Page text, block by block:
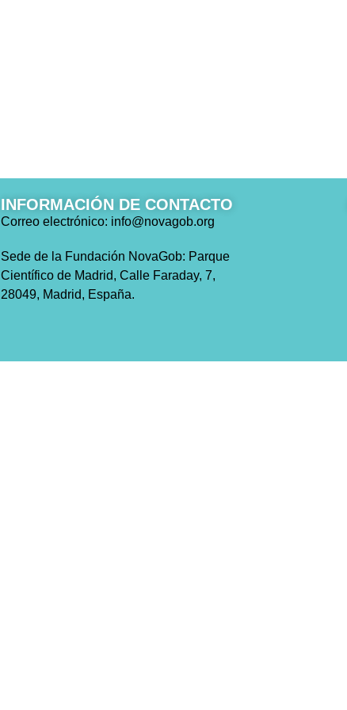
INFORMACIÓN DE CONTACTO
Correo electrónico: info@novagob.org
Sede de la Fundación NovaGob: Parque
Científico de Madrid, Calle Faraday, 7,
28049, Madrid, España.